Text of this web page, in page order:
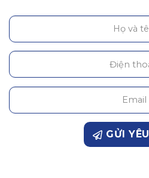
GỬI